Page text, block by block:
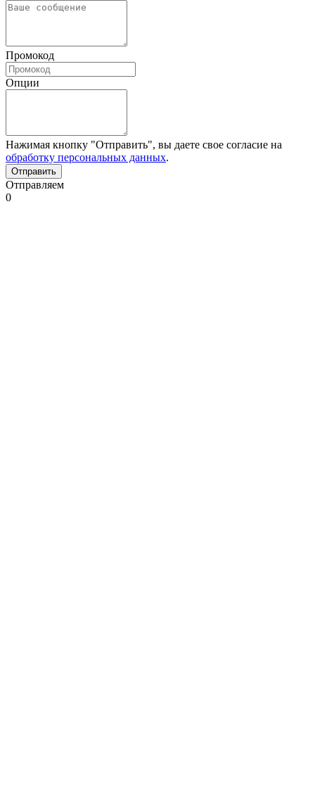
Промокод
Опции
Нажимая кнопку "Отправить", вы даете свое согласие на
обработку персональных данных.
Отправляем
0